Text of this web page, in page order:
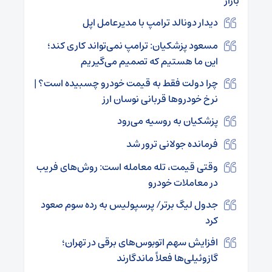
دیدار دونالد ترامپ با مدیرعامل اپل
مسعود پزشکیان: ترامپ نمی‌تواند کاری کند؛
این ما هستیم که تصمیم می‌گیریم
چرا دولت فقط به قیمت خودرو چسبیده است؟ |
نرخ خودروها قربانی نوسان ارز
پزشکیان به روسیه می‌رود
فرمانده جولانی ترور شد
وقتی قیمت، تله معامله است: روش‌های فریب
در معاملات خودرو
جدول لیگ برتر/ پرسپولیس به رده سوم صعود
کرد
افزایش سهم اتوبوس‌های برقی در تهران؛
گازوئیلی‌ها فعلاً ماندگارند